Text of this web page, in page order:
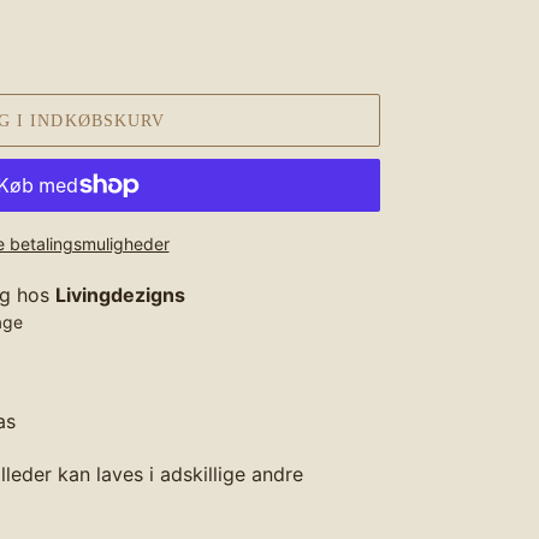
I INDKØBSKURV
betalingsmuligheder
hos Livingdezigns
kan laves i adskillige andre